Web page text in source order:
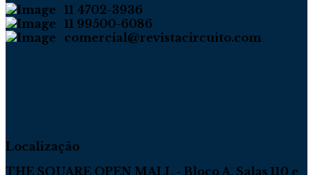
11 4702-3936
11 99500-6086
comercial@revistacircuito.com
Localização
THE SQUARE OPEN MALL - Bloco A, Salas 110 e